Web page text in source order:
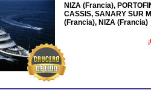
NIZA (Francia),
CASSIS, SANARY SUR
(Francia), NIZA (Francia)